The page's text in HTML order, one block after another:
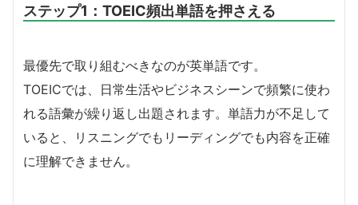
ステップ1：TOEIC頻出単語を押さえる
最優先で取り組むべきなのが英単語です。
TOEICでは、日常生活やビジネスシーンで頻繁に使わ
れる語彙が繰り返し出題されます。単語力が不足して
いると、リスニングでもリーディングでも内容を正確
に理解できません。